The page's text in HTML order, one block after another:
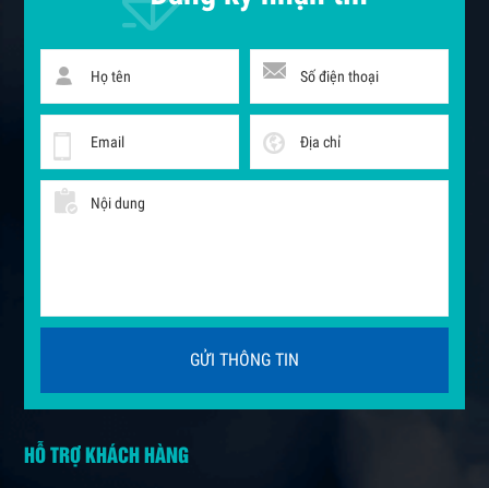
HỖ TRỢ KHÁCH HÀNG